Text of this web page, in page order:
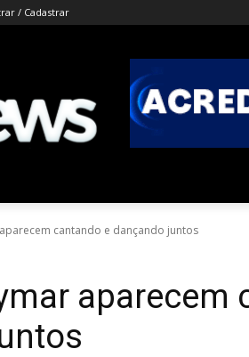
/ Cadastrar
cantando e dançando juntos
aparecem